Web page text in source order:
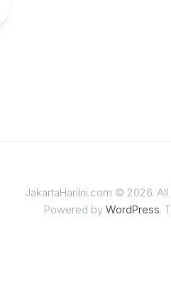
JakartaHariIni.com © 2026.
Powered by WordPress.